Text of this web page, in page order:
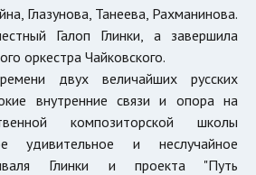
Глазунова, Танеева, Рахманинова.
Галоп Глинки, а завершила
оркестра Чайковского.
двух величайших русских
внутренние связи и опора на
композиторской школы
удивительное и неслучайное
Глинки и проекта "Путь